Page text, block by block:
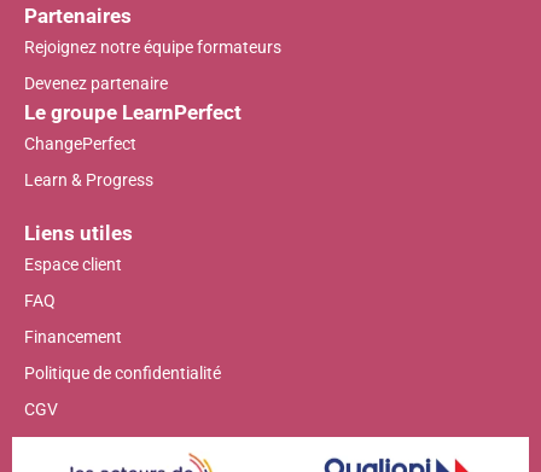
Partenaires
Rejoignez notre équipe formateurs
Devenez partenaire
Le groupe LearnPerfect
ChangePerfect
Learn & Progress
Liens utiles
Espace client
FAQ
Financement
Politique de confidentialité
CGV